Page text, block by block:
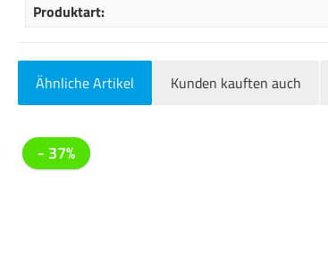
Produktart:
Ähnliche Artikel Kunden kauften auch
Produktgalerie überspringen
- 37%